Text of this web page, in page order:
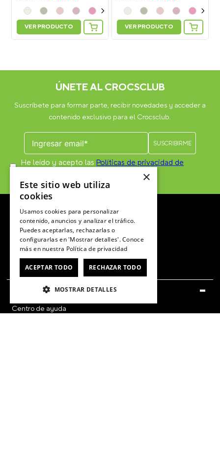
VER PRODUCTO VER PRODUCTO
ÚNETE AL CROCSCLUB
Suscríbete para formar parte, recibir novedades y acceder a
contenido exclusivo para el Crocsclub.
He leído y acepto las Políticas de privacidad de
SERVICIO AL CONSUMIDOR
Centro de ayuda
×
Este sitio web utiliza
cookies
Usamos cookies para personalizar
contenido, anuncios y analizar el tráfico.
Puedes aceptarlas, rechazarlas o
configurarlas en 'Mostrar detalles'. Conoce
más en nuestra Política de privacidad
ACEPTAR TODO RECHAZAR TODO
MOSTRAR DETALLES